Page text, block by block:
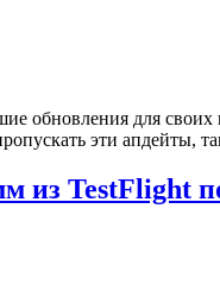
обновления для
эти
из TestFlight